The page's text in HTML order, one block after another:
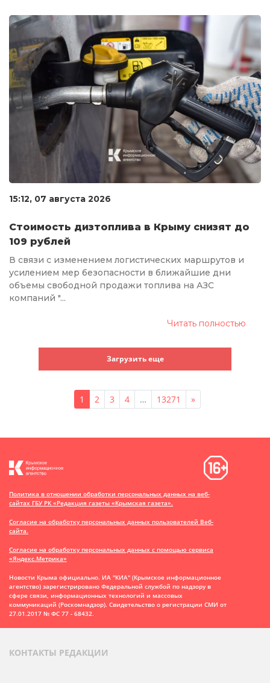
15:12, 07 августа 2026
Стоимость дизтоплива в Крыму снизят до
109 рублей
В связи с изменением логистических маршрутов и
усилением мер безопасности в ближайшие дни
объемы свободной продажи топлива на АЗС
компаний "...
Читать полностью
Загрузить еще
1 2 3 4 … 13271 »
Политика в отношении обработки персональных данных на веб-
сайтах ГБУ РК «Редакция газеты «Крымская газета».
Согласие на обработку персональных данных пользователей Веб-
сайта.
Согласие на обработку персональных данных с помощью сервиса
«Яндекс.Метрика»
Новости Крыма официально. ИА "КИА" (Крымское информационное
агентство) зарегистрировано Федеральной службой по надзору в
сфере связи, информационных технологий и массовых
коммуникаций (Роскомнадзор). Свидетельство о регистрации СМИ от
27.01.2017 № ФС 77 - 68432.
КОНТАКТЫ РЕДАКЦИИ